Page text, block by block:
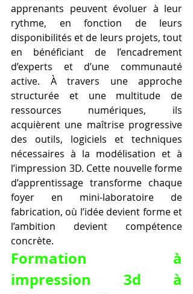
apprenants peuvent évoluer à leur
rythme, en fonction de leurs
disponibilités et de leurs projets, tout
en bénéficiant de l’encadrement
d’experts et d’une communauté
active. À travers une approche
structurée et une multitude de
ressources numériques, ils
acquièrent une maîtrise progressive
des outils, logiciels et techniques
nécessaires à la modélisation et à
l’impression 3D. Cette nouvelle forme
d’apprentissage transforme chaque
foyer en mini-laboratoire de
fabrication, où l’idée devient forme et
l’ambition devient compétence
concrète.
Formation à
impression 3d à